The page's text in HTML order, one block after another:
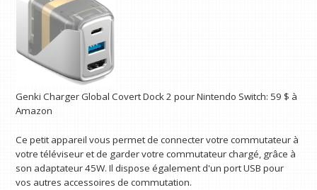
GenkiCharger Global Covert Dock 2 pour Nintendo Switch: 59 $ à
Amazon
Ce petit appareil vous permet de connecter votre commutateur à
votre téléviseur et de garder votre commutateur chargé, grâce à
son adaptateur 45W. Il dispose également d'un port USB pour
vos autres accessoires de commutation.